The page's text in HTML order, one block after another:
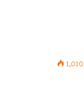
1,010